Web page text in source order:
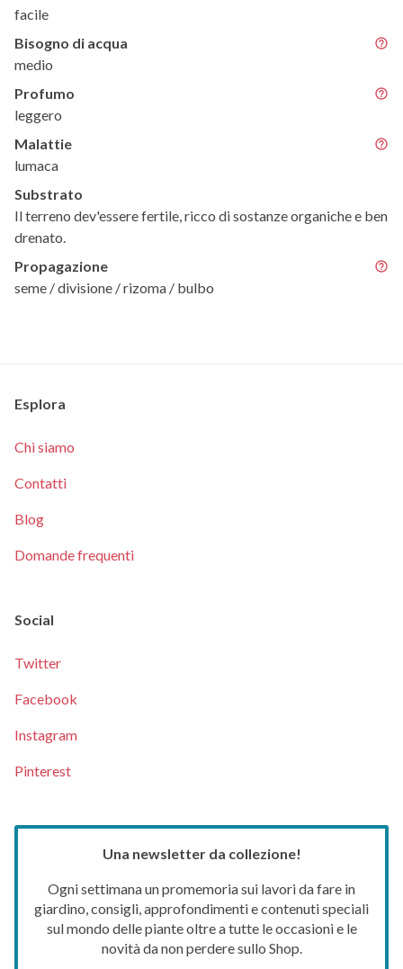
facile
Bisogno di acqua
medio
Profumo
leggero
Malattie
lumaca
Substrato
Il terreno dev'essere fertile, ricco di sostanze organiche e ben
drenato.
Propagazione
seme / divisione / rizoma / bulbo
Esplora
Chi siamo
Contatti
Blog
Domande frequenti
Social
Twitter
Facebook
Instagram
Pinterest
Una newsletter da collezione!
Ogni settimana un promemoria sui lavori da fare in
giardino, consigli, approfondimenti e contenuti speciali
sul mondo delle piante oltre a tutte le occasioni e le
novità da non perdere sullo Shop.